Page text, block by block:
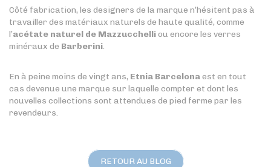
Côté fabrication, les designers de la marque n’hésitent pas à
travailler des matériaux naturels de haute qualité, comme
l’acétate naturel de Mazzucchelliou encore les verres
minéraux de Barberini.
En à peine moins de vingt ans, Etnia Barcelonaest en tout
cas devenue une marque sur laquelle compter et dont les
nouvelles collections sont attendues de pied ferme par les
revendeurs.
RETOUR AU BLOG